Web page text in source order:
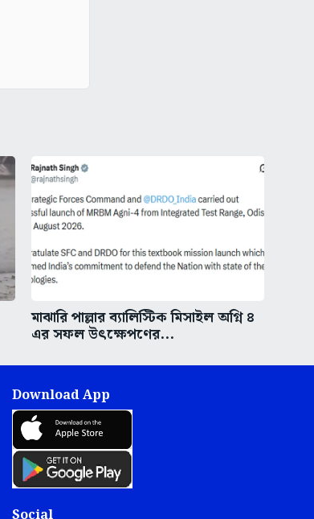
মাঝারি পাল্লার ব্যালিস্টিক মিসাইল অগ্নি ৪
এর সফল উৎক্ষেপণের...
Download App